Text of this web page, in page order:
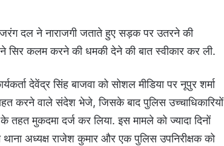
दल ने नाराजगी जताते हुए सड़क पर उतरने की
सिर कलम करने की धमकी देने की बात स्वीकार कर ली.
देवेंद्र सिंह बाजवा को सोशल मीडिया पर नूपुर शर्मा
करने वाले संदेश भेजे, जिसके बाद पुलिस उच्चाधिकारियों
मुकदमा दर्ज कर लिया. इस मामले को ज्यादा दिनों
अध्यक्ष राजेश कुमार और एक पुलिस उपनिरीक्षक को